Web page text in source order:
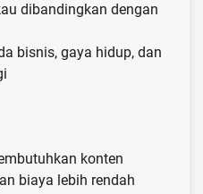
dibandingkan dengan
bisnis, gaya hidup, dan
konten
biaya lebih rendah